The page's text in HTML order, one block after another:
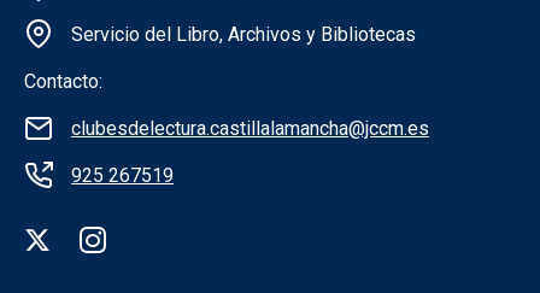
Servicio del Libro, Archivos y Bibliotecas
Contacto:
clubesdelectura.castillalamancha@jccm.es
925 267519
Redes sociales institución